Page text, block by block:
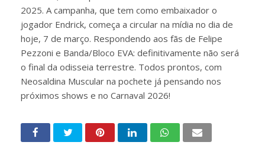
2025. A campanha, que tem como embaixador o
jogador Endrick, começa a circular na mídia no dia de
hoje, 7 de março. Respondendo aos fãs de Felipe
Pezzoni e Banda/Bloco EVA: definitivamente não será
o final da odisseia terrestre. Todos prontos, com
Neosaldina Muscular na pochete já pensando nos
próximos shows e no Carnaval 2026!